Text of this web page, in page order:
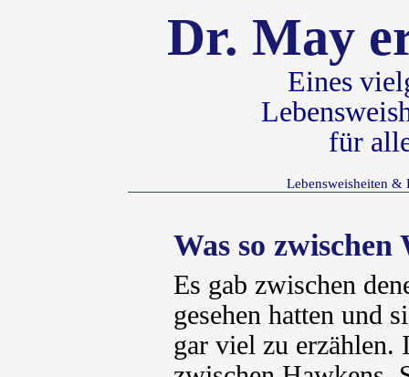
Dr. May
Eines
für
Lebensweisheiten &
Was so
Es gab zwischen
gesehen hatten und
gar viel zu erzählen.